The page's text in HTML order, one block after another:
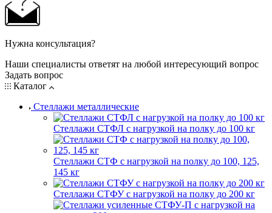
Нужна консультация?
Наши специалисты ответят на любой интересующий вопрос
Задать вопрос
Каталог
Стеллажи металлические
Стеллажи СТФЛ с нагрузкой на полку до 100 кг
Стеллажи СТФ с нагрузкой на полку до 100, 125,
145 кг
Стеллажи СТФУ с нагрузкой на полку до 200 кг